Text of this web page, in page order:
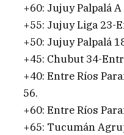
+60: Jujuy Palpalá
+55: Jujuy Liga 23-
+50: Jujuy Palpalá
+45: Chubut 34-
+40: Entre Ríos
56.
+60: Entre Ríos
+65: Tucumán